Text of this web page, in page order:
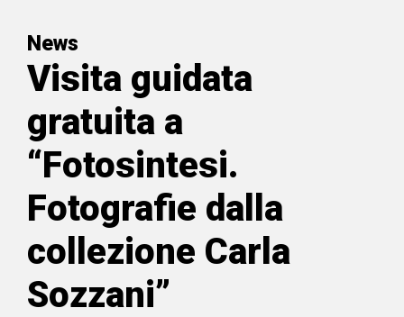
News
Visita guidata
gratuita a
“Fotosintesi.
Fotografie dalla
collezione Carla
Sozzani”